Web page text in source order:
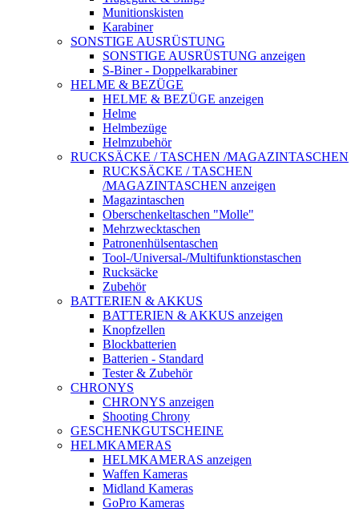
Munitionskisten
Karabiner
SONSTIGE AUSRÜSTUNG
SONSTIGE AUSRÜSTUNG anzeigen
S-Biner - Doppelkarabiner
HELME & BEZÜGE
HELME & BEZÜGE anzeigen
Helme
Helmbezüge
Helmzubehör
RUCKSÄCKE / TASCHEN /MAGAZINTASCHEN
RUCKSÄCKE / TASCHEN
/MAGAZINTASCHEN anzeigen
Magazintaschen
Oberschenkeltaschen "Molle"
Mehrzwecktaschen
Patronenhülsentaschen
Tool-/Universal-/Multifunktionstaschen
Rucksäcke
Zubehör
BATTERIEN & AKKUS
BATTERIEN & AKKUS anzeigen
Knopfzellen
Blockbatterien
Batterien - Standard
Tester & Zubehör
CHRONYS
CHRONYS anzeigen
Shooting Chrony
GESCHENKGUTSCHEINE
HELMKAMERAS
HELMKAMERAS anzeigen
Waffen Kameras
Midland Kameras
GoPro Kameras